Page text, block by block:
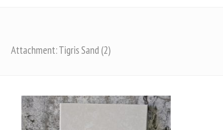
Attachment: Tigris Sand (2)